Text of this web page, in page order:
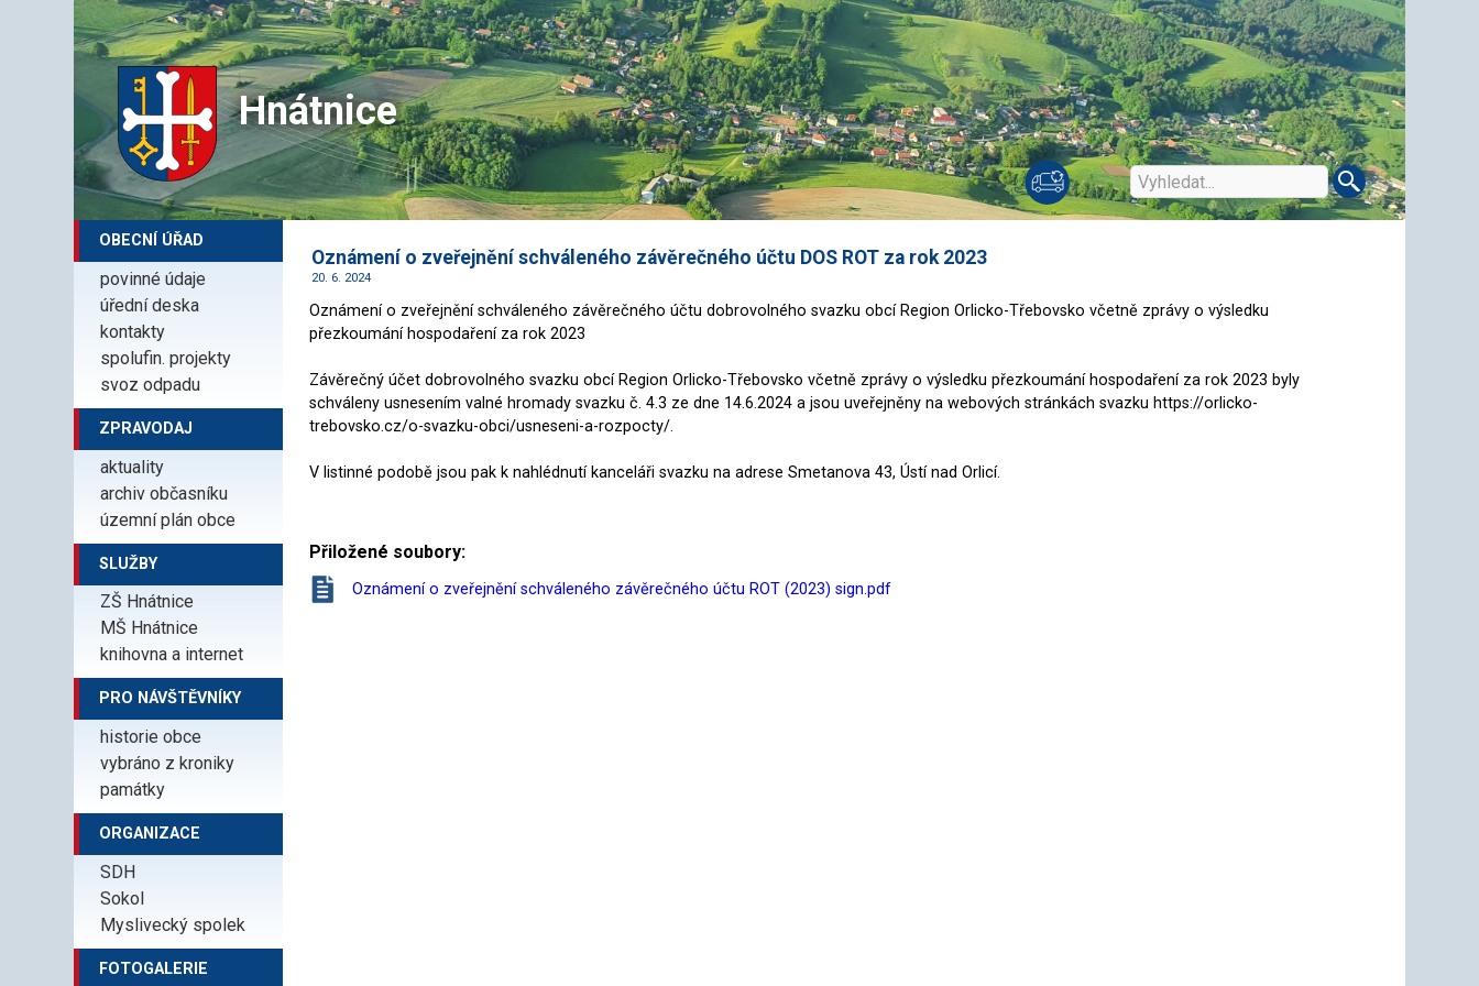
Hnátnice
OBECNÍ ÚŘAD
povinné údaje
úřední deska
kontakty
spolufin. projekty
svoz odpadu
ZPRAVODAJ
aktuality
archiv občasníku
územní plán obce
SLUŽBY
ZŠ Hnátnice
MŠ Hnátnice
knihovna a internet
PRO NÁVŠTĚVNÍKY
historie obce
vybráno z kroniky
památky
ORGANIZACE
SDH
Sokol
Myslivecký spolek
FOTOGALERIE
Oznámení o zveřejnění schváleného závěrečného účtu DOS ROT za rok 2023
20. 6. 2024
Oznámení o zveřejnění schváleného závěrečného účtu dobrovolného svazku obcí Region Orlicko-Třebovsko včetně zprávy o výsledku
přezkoumání hospodaření za rok 2023
Závěrečný účet dobrovolného svazku obcí Region Orlicko-Třebovsko včetně zprávy o výsledku přezkoumání hospodaření za rok 2023 byly
schváleny usnesením valné hromady svazku č. 4.3 ze dne 14.6.2024 a jsou uveřejněny na webových stránkách svazku https://orlicko-
trebovsko.cz/o-svazku-obci/usneseni-a-rozpocty/.
V listinné podobě jsou pak k nahlédnutí kanceláři svazku na adrese Smetanova 43, Ústí nad Orlicí.
Přiložené soubory:
Oznámení o zveřejnění schváleného závěrečného účtu ROT (2023) sign.pdf